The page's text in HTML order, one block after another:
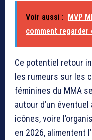
Voir aussi : MVP
comment regarder
Ce potentiel retour
les rumeurs sur les
féminines du MMA
autour d’un
icônes, voire
en 2026, alimentent